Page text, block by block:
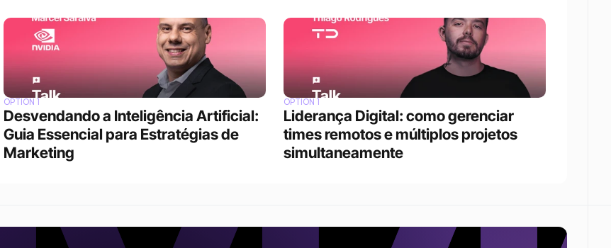
OPTION 1
Desvendando a Inteligência Artificial:
Guia Essencial para Estratégias de
Marketing
OPTION 1
Liderança Digital: como gerenciar
times remotos e múltiplos projetos
simultaneamente